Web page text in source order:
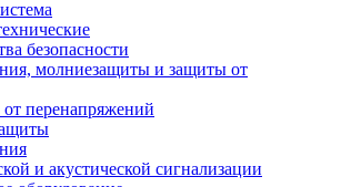
безопасности
молниезащиты и защиты от
перенапряжений
и акустической сигнализации